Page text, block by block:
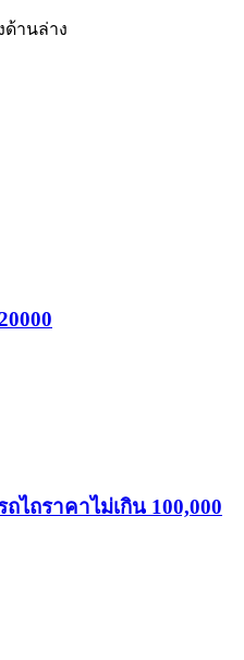
ด้านล่าง
ไถราคาไม่เกิน 100,000